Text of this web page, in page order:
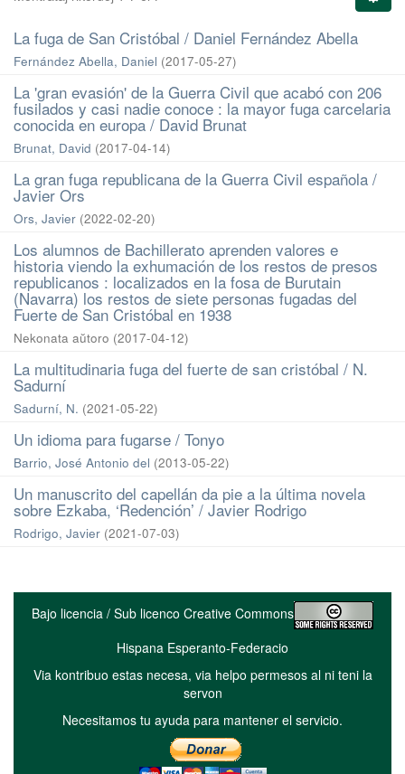
La fuga de San Cristóbal / Daniel Fernández Abella
Fernández Abella, Daniel (2017-05-27)
La 'gran evasión' de la Guerra Civil que acabó con 206
fusilados y casi nadie conoce : la mayor fuga carcelaria
conocida en europa / David Brunat
Brunat, David (2017-04-14)
La gran fuga republicana de la Guerra Civil española /
Javier Ors
Ors, Javier (2022-02-20)
Los alumnos de Bachillerato aprenden valores e
historia viendo la exhumación de los restos de presos
republicanos : localizados en la fosa de Burutain
(Navarra) los restos de siete personas fugadas del
Fuerte de San Cristóbal en 1938
Nekonata aŭtoro (2017-04-12)
La multitudinaria fuga del fuerte de san cristóbal / N.
Sadurní
Sadurní, N. (2021-05-22)
Un idioma para fugarse / Tonyo
Barrio, José Antonio del (2013-05-22)
Un manuscrito del capellán da pie a la última novela
sobre Ezkaba, ‘Redención’ / Javier Rodrigo
Rodrigo, Javier (2021-07-03)
Bajo licencia / Sub licenco Creative Commons
Hispana Esperanto-Federacio
Via kontribuo estas necesa, via helpo permesos al ni teni la
servon
Necesitamos tu ayuda para mantener el servicio.